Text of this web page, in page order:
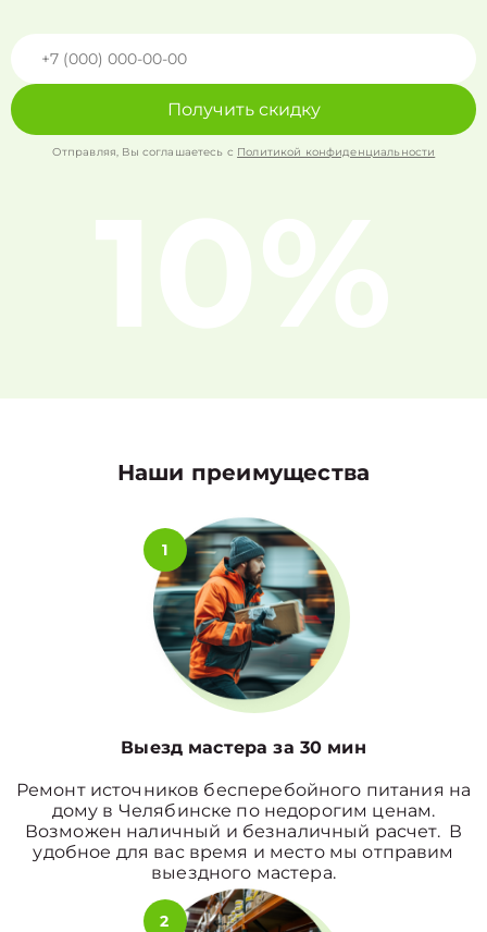
Получить скидку
Отправляя, Вы соглашаетесь с Политикой конфиденциальности
10%
Наши преимущества
1
Выезд мастера за 30 мин
Ремонт источников бесперебойного питания на
дому в Челябинске по недорогим ценам.
Возможен наличный и безналичный расчет. В
удобное для вас время и место мы отправим
выездного мастера.
2